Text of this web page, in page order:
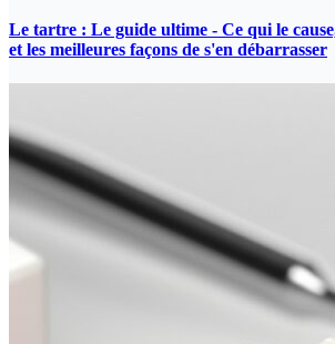
Le tartre : Le guide ultime - Ce qui le
et les meilleures façons de s'en débarrasser